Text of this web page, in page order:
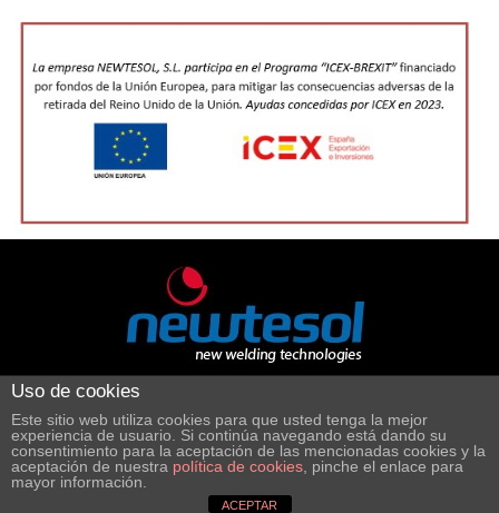
Transparencia RCS
Uso de cookies
Este sitio web utiliza cookies para que usted tenga la mejor
experiencia de usuario. Si continúa navegando está dando su
consentimiento para la aceptación de las mencionadas cookies y la
aceptación de nuestra política de cookies , pinche el enlace para
mayor información.
ACEPTAR